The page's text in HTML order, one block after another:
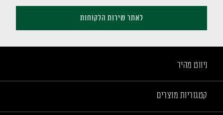
לאתר שירות הלקוחות
ניווט מהיר
קטגוריות מוצרים